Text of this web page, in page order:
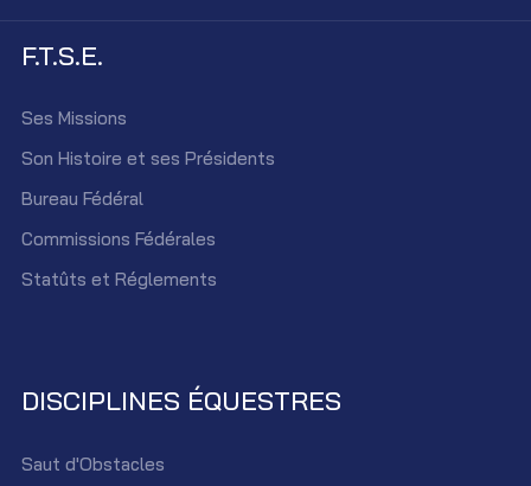
F.T.S.E.
Ses Missions
Son Histoire et ses Présidents
Bureau Fédéral
Commissions Fédérales
Statûts et Réglements
DISCIPLINES ÉQUESTRES
Saut d'Obstacles